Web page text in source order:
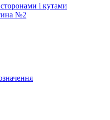
і кутами
№2